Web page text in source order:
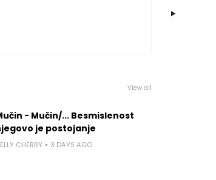
View all
- Mučin/... Besmislenost
je postojanje
CHERRY 3 DAYS AGO